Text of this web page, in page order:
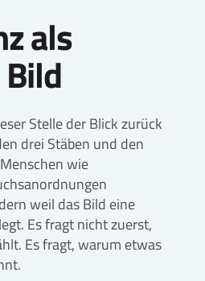
als
Stelle der Blick zurück
drei Stäben und den
wie
weil das Bild eine
Es fragt nicht zuerst,
Es fragt, warum etwas